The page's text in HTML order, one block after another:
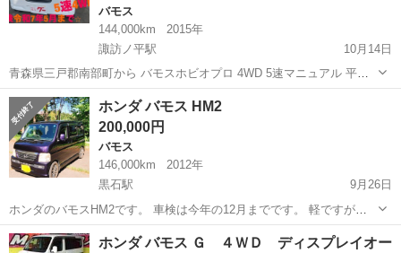
バモス
144,000km
2015年
諏訪ノ平駅
10月14日
青森県三戸郡南部町から バモスホビオプロ 4WD 5速マニュアル 平成
27年式 走行144000キロ 車検令和7年5月まで！ 中古車検索サイトgoo
ネットへも連載中！ 下取りも大歓迎です！ ヌマハタファクトリー 090
...
青森 三戸郡 諏訪ノ平駅
ホンダ バモス HM2
200,000円
バモス
146,000km
2012年
黒石駅
9月26日
ホンダのバモスHM2です。 車検は今年の12月までです。 軽ですが荷
台が広く荷物がかなり入ります。画像はキャンプ時に荷物を積んだ時
の物になります。 夏冬タイヤホイール付きです。溝は確認お願いしま
青森 黒石市 黒石駅
ホンダ バモス Ｇ ４ＷＤ ディスプレイオー